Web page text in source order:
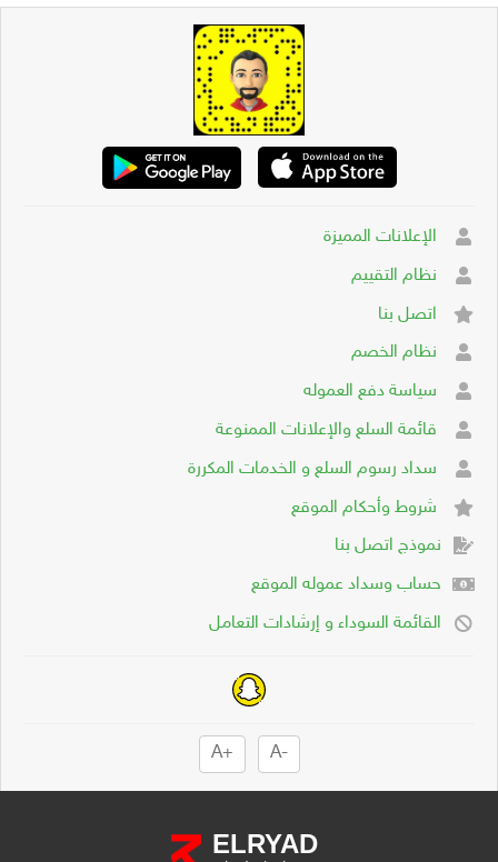
الإعلانات المميزة
نظام التقييم
اتصل بنا
نظام الخصم
سياسة دفع العموله
قائمة السلع والإعلانات الممنوعة
سداد رسوم السلع و الخدمات المكررة
شروط وأحكام الموقع
نموذج اتصل بنا
حساب وسداد عموله الموقع
القائمة السوداء و إرشادات التعامل
-A
+A
ELRYAD